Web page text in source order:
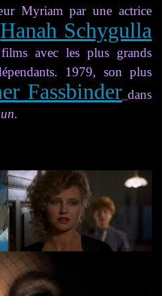
Myriam par une actrice
Hanah Schygulla
avec les plus grands
1979, son plus
Fassbinder dans